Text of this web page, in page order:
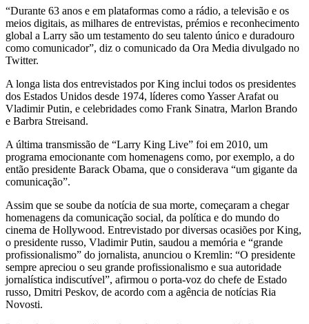
“Durante 63 anos e em plataformas como a rádio, a televisão e os
meios digitais, as milhares de entrevistas, prémios e reconhecimento
global a Larry são um testamento do seu talento único e duradouro
como comunicador”, diz o comunicado da Ora Media divulgado no
Twitter.
A longa lista dos entrevistados por King inclui todos os presidentes
dos Estados Unidos desde 1974, líderes como Yasser Arafat ou
Vladimir Putin, e celebridades como Frank Sinatra, Marlon Brando
e Barbra Streisand.
A última transmissão de “Larry King Live” foi em 2010, um
programa emocionante com homenagens como, por exemplo, a do
então presidente Barack Obama, que o considerava “um gigante da
comunicação”.
Assim que se soube da notícia de sua morte, começaram a chegar
homenagens da comunicação social, da política e do mundo do
cinema de Hollywood. Entrevistado por diversas ocasiões por King,
o presidente russo, Vladimir Putin, saudou a memória e “grande
profissionalismo” do jornalista, anunciou o Kremlin: “O presidente
sempre apreciou o seu grande profissionalismo e sua autoridade
jornalística indiscutível”, afirmou o porta-voz do chefe de Estado
russo, Dmitri Peskov, de acordo com a agência de notícias Ria
Novosti.